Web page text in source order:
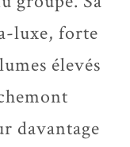
luxe, forte
élevés
davantage